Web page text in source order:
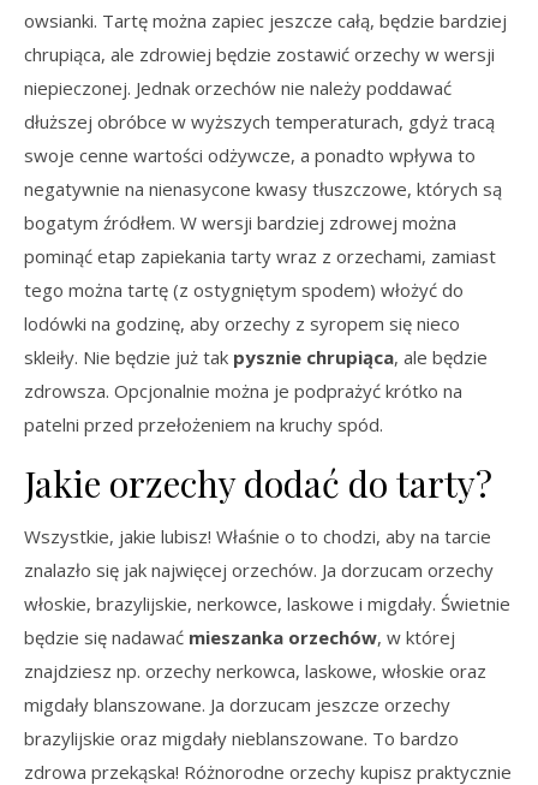
owsianki. Tartę można zapiec jeszcze całą, będzie bardziej
chrupiąca, ale zdrowiej będzie zostawić orzechy w wersji
niepieczonej. Jednak orzechów nie należy poddawać
dłuższej obróbce w wyższych temperaturach, gdyż tracą
swoje cenne wartości odżywcze, a ponadto wpływa to
negatywnie na nienasycone kwasy tłuszczowe, których są
bogatym źródłem. W wersji bardziej zdrowej można
pominąć etap zapiekania tarty wraz z orzechami, zamiast
tego można tartę (z ostygniętym spodem) włożyć do
lodówki na godzinę, aby orzechy z syropem się nieco
skleiły. Nie będzie już tak pysznie chrupiąca, ale będzie
zdrowsza. Opcjonalnie można je podprażyć krótko na
patelni przed przełożeniem na kruchy spód.
Jakie orzechy dodać do tarty?
Wszystkie, jakie lubisz! Właśnie o to chodzi, aby na tarcie
znalazło się jak najwięcej orzechów. Ja dorzucam orzechy
włoskie, brazylijskie, nerkowce, laskowe i migdały. Świetnie
będzie się nadawać mieszanka orzechów, w której
znajdziesz np. orzechy nerkowca, laskowe, włoskie oraz
migdały blanszowane. Ja dorzucam jeszcze orzechy
brazylijskie oraz migdały nieblanszowane. To bardzo
zdrowa przekąska! Różnorodne orzechy kupisz praktycznie